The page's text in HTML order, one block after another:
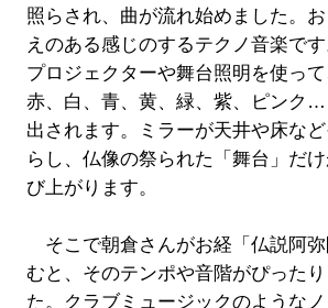
照らされ、曲が流れ始めました。
えのある感じのするテクノ音楽です
プロジェクターや舞台照明を使っ
赤、白、青、黄、緑、紫、ピンク
出されます。ミラーが天井や床な
らし、仏像の祭られた「舞台」だ
び上がります。
そこで朝倉さんがお経「仏説阿弥
むと、そのテンポや音階がぴった
た。クラブミュージックのような